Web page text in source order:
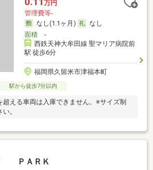
万円
管理費等-
なし(1.1ヶ月)
なし
面積-
西鉄天神大牟田線 聖マリア病院前
駅 徒歩6分
福岡県久留米市津福本町
駅から徒歩7分以内
える車両は入庫できません。※サイズ制
。
ＰＡＲＫ